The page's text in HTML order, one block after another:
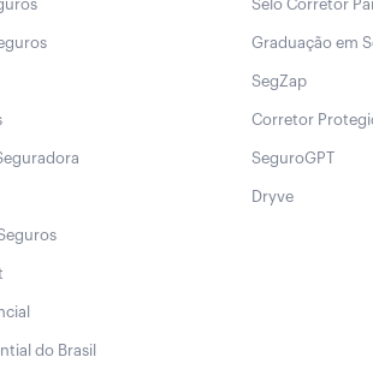
do Brasil
Selo Corretor
Graduação em
SegZap
Corretor
SeguroGPT
Dryve